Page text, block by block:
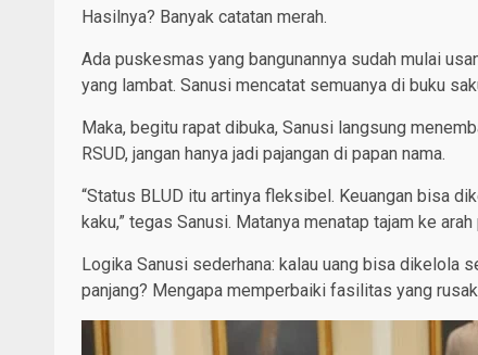
Hasilnya? Banyak catatan merah.
Ada puskesmas yang bangunannya sudah mulai
yang lambat. Sanusi mencatat semuanya di buku
Maka, begitu rapat dibuka, Sanusi langsung
RSUD, jangan hanya jadi pajangan di papan nama.
“Status BLUD itu artinya fleksibel. Keuangan bisa
kaku,” tegas Sanusi. Matanya menatap tajam ke
Logika Sanusi sederhana: kalau uang bisa dikelola
panjang? Mengapa memperbaiki fasilitas yang